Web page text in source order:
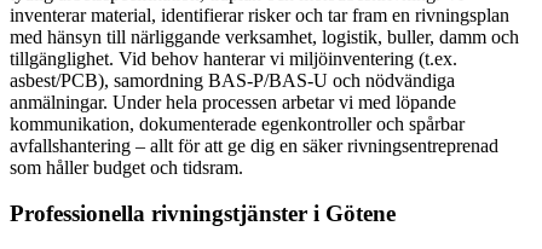
inventerar material, identifierar risker och tar fram en rivningsplan
med hänsyn till närliggande verksamhet, logistik, buller, damm och
tillgänglighet. Vid behov hanterar vi miljöinventering (t.ex.
asbest/PCB), samordning BAS-P/BAS-U och nödvändiga
anmälningar. Under hela processen arbetar vi med löpande
kommunikation, dokumenterade egenkontroller och spårbar
avfallshantering – allt för att ge dig en säker rivningsentreprenad
som håller budget och tidsram.
Professionella rivningstjänster i Götene